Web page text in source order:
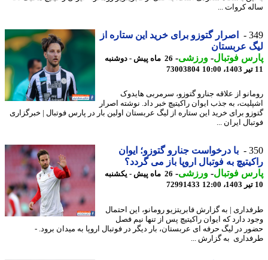
کروات ...
اصرار گتوزو برای خرید این ستاره از
عربستان
فوتبال-ورزشی-
26 ماه پیش - دوشنبه
73003804
از علاقه جنارو گتوزو، سرمربی هایدوک
به جذب ایوان راکیتیچ خبر داد. نوشته اصرار
برای خرید این ستاره از لیگ عربستان اولین بار در پارس فوتبال | خبرگزاری
ایران ...
با درخواست جنارو گتوزو؛ ایوان
به فوتبال اروپا باز می گردد؟
فوتبال-ورزشی-
26 ماه پیش - یکشنبه
72991433
| به گزارش فابریتزیو رومانو، این احتمال
دارد که ایوان راکیتیچ پس از تنها نیم فصل
در لیگ حرفه ای عربستان، بار دیگر در فوتبال اروپا به میدان برود. -
به گزارش ...